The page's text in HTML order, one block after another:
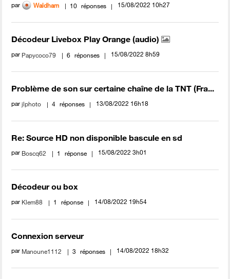
par Waldham 10 réponses ‎15/08/2022 10h27
Décodeur Livebox Play Orange (audio)
par Papycoco79 6 réponses ‎15/08/2022 8h59
Problème de son sur certaine chaîne de la TNT (Fra...
parjlphoto 4 réponses ‎13/08/2022 16h18
Re: Source HD non disponible bascule en sd
par Boscq62 1 réponse ‎15/08/2022 3h01
Décodeur ou box
par Klem88 1 réponse ‎14/08/2022 19h54
Connexion serveur
par Manoune1112 3 réponses ‎14/08/2022 18h32